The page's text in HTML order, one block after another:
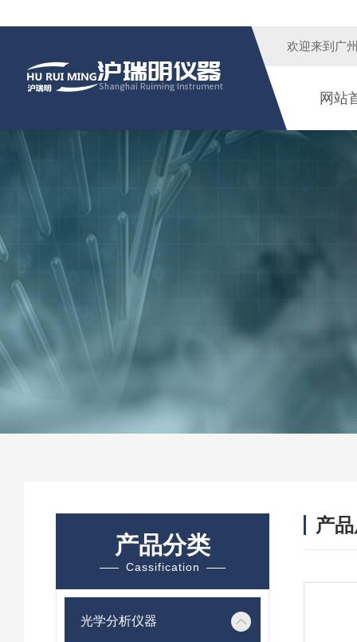
欢迎来到广
网站
产品分类
Cassification
光学分析仪器
产